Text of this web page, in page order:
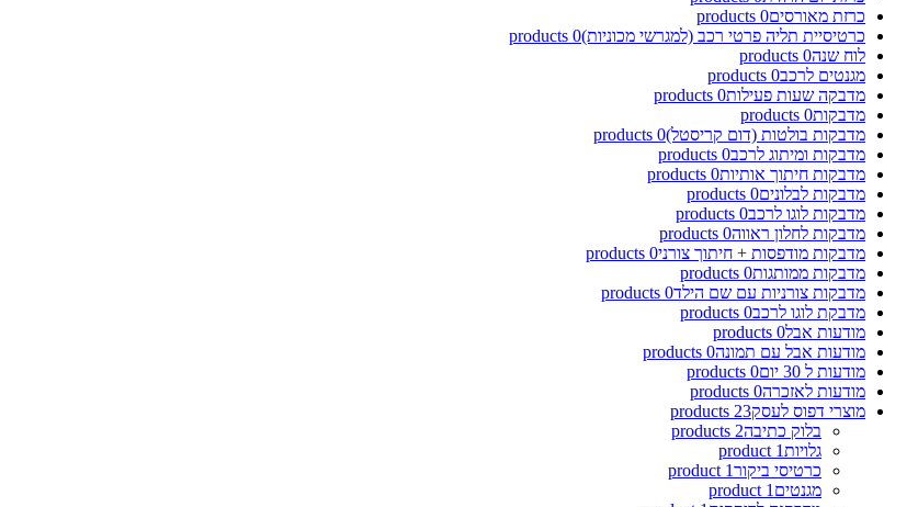
כרזת מאורסים0
products
כרטיסיית תליה פרטי רכב (למגרשי מכוניות)0
products
לוח שנה0
products
מגנטים לרכב0
products
מדבקה שעות פעילות0
products
מדבקות0
products
מדבקות בולטות (דום קריסטל)0
products
מדבקות ומיתוג לרכב0
products
מדבקות חיתוך אותיות0
products
מדבקות לבלונים0
products
מדבקות לוגו לרכב0
products
מדבקות לחלון ראווה0
products
מדבקות מודפסות + חיתוך צורני0
products
מדבקות ממותגות0
products
מדבקות צורניות עם שם הילד0
products
מדבקת לוגו לרכב0
products
מודעות אבל0
products
מודעות אבל עם תמונה0
products
מודעות ל 30 יום
0
products
מודעות לאזכרה0
products
מוצרי דפוס לעסק23
products
בלוק כתיבה2
products
גלויות1
product
כרטיסי ביקור1
product
מגנטים 1
product